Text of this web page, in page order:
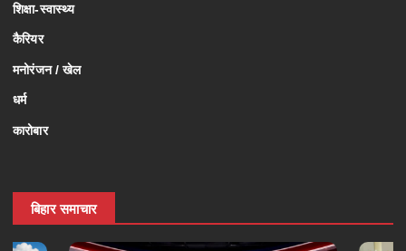
शिक्षा-स्वास्थ्य
कैरियर
मनोरंजन / खेल
धर्म
कारोबार
बिहार समाचार